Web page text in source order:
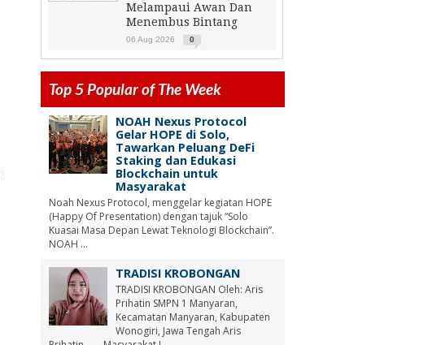
Melampaui Awan Dan
Menembus Bintang
06 Aug 2026 0
Top 5 Popular of The Week
NOAH Nexus Protocol
Gelar HOPE di Solo,
Tawarkan Peluang DeFi
Staking dan Edukasi
Blockchain untuk
Masyarakat
Noah Nexus Protocol, menggelar kegiatan HOPE
(Happy Of Presentation) dengan tajuk “Solo
Kuasai Masa Depan Lewat Teknologi Blockchain”.
NOAH ...
TRADISI KROBONGAN
TRADISI KROBONGAN Oleh: Aris
Prihatin SMPN 1 Manyaran,
Kecamatan Manyaran, Kabupaten
Wonogiri, Jawa Tengah Aris